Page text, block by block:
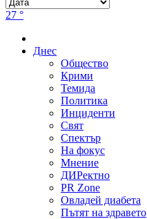
27 °
Днес
Общество
Крими
Темида
Политика
Инциденти
Свят
Спектър
На фокус
Мнение
ДИРектно
PR Zone
Овладей диабета
Пътят на здравето